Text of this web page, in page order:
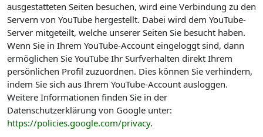
ausgestatteten Seiten besuchen, wird eine Verbindung zu den
Servern von YouTube hergestellt. Dabei wird dem YouTube-
Server mitgeteilt, welche unserer Seiten Sie besucht haben.
Wenn Sie in Ihrem YouTube-Account eingeloggt sind, dann
ermöglichen Sie YouTube Ihr Surfverhalten direkt Ihrem
persönlichen Profil zuzuordnen. Dies können Sie verhindern,
indem Sie sich aus Ihrem YouTube-Account ausloggen.
Weitere Informationen finden Sie in der
Datenschutzerklärung von Google unter:
https://policies.google.com/privacy.